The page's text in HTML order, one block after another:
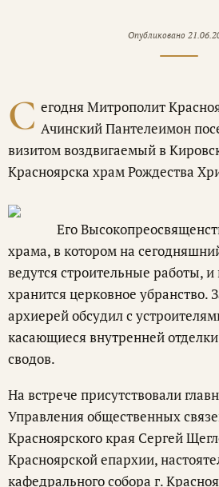
Опубликовано
С егодня Митрополит
Ачинский Пантелеимон
визитом воздвигаемый в
Красноярска храм Рождества
Его
храма, в котором на
ведутся строительные работы,
хранится церковное убранство.
архиерей обсудил с
касающиеся внутренней
сводов.
На встрече присутствовали
Управления общественных
Красноярского края Сергей
Красноярской епархии,
кафедрального собора г.